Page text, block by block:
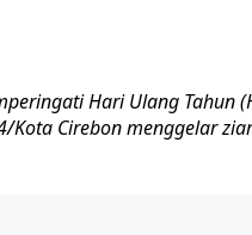
Hari Ulang Tahun
Kota Cirebon menggelar